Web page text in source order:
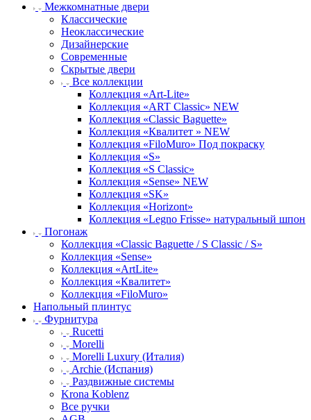
Межкомнатные двери
Классические
Неоклассические
Дизайнерские
Современные
Скрытые двери
Все коллекции
Коллекция «Art-Lite»
Коллекция «ART Classic» NEW
Коллекция «Classic Baguette»
Коллекция «Квалитет » NEW
Коллекция «FiloMuro» Под покраску
Коллекция «S»
Коллекция «S Classic»
Коллекция «Sense» NEW
Коллекция «SK»
Коллекция «Horizont»
Коллекция «Legno Frisse» натуральный шпон
Погонаж
Коллекция «Classic Baguette / S Classic / S»
Коллекция «Sense»
Коллекция «ArtLite»
Коллекция «Квалитет»
Коллекция «FiloMuro»
Напольный плинтус
Фурнитура
Rucetti
Morelli
Morelli Luxury (Италия)
Archie (Испания)
Раздвижные системы
Krona Koblenz
Все ручки